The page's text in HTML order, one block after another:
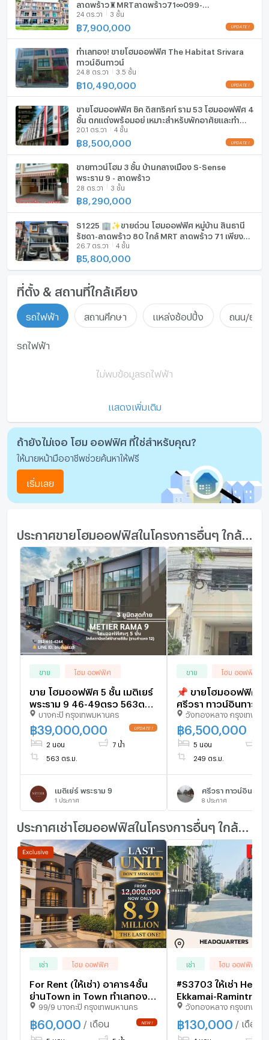
เครื่องซักผ้า
ไมโครเวฟ
ลาดพร้าว♜MRTลาดพร้าว71∞099-
5919653,065-9423251▚Line@sureresidence
24 ตร.วา 3 ชั้น
฿7,900,000
ทำเลทอง! ขายโฮมออฟฟิศ The Habitat Srivara
ทาวน์อินทาวน์
24.8 ตร.วา 3.5 ชั้น
฿10,490,000
ขายโฮมออฟฟิศ ชิค ดิสทริคท์ ราม 53 โฮมออฟฟิศ 4
ชั้น ตกแต่งพร้อมอยู่ เหมาะสำหรับพักอาศัยและทำ
ธุรกิจ
20.1 ตร.วา 4 ชั้น
฿8,500,000
ขายทาวน์โฮม 3 ชั้น บ้านกลางเมือง S-Sense
พระราม 9 - ลาดพร้าว
28 ตร.วา 3 ชั้น
฿8,290,000
S1225 🏢✨ขายด่วน โฮมออฟฟิศ หมู่บ้าน สินธานี
รัชดา-ลาดพร้าว 80 ใกล้ MRT ลาดพร้าว 71 เพียง
5.8M เท่านั้น
26.7 ตร.วา 4 ชั้น
฿5,800,000
ที่ตั้ง & สถานที่ใกล้เคียง
รถไฟฟ้า สถานศึกษา แหล่งช้อปปิ้ง ถนน/ย่าน
รถไฟฟ้า
ไม่พบข้อมูลรถไฟฟ้า
แสดงเพิ่มเติม
ถ้ายังไม่เจอ โฮม ออฟฟิศ ที่ใช่สำหรับคุณ?
ให้นายหน้ามืออาชีพช่วยค้นหาให้ฟรี
เริ่มเลย
ขาย โฮม ออฟฟิศ
ขาย โฮมออฟฟิศ 5 ชั้น เมติเยร์
พระราม 9 46-49ตรว 563ตรม
6ที่จอดรถ พร้อมลิฟท์ส่วนตัว
ติดเดอะมอลล์ รามคำแหง ใกล้
สถานีรถไฟฟ้า รามคำแหง12
บางกะปิ กรุงเทพมหานคร
฿39,000,000
2 นอน 7 น้ำ
563 ตร.ม.
เมติเย่ร์ พระราม 9
1 ประกาศ
ขาย โฮม ออฟฟิศ
📌 ขายโฮมออฟฟิศ โ
ศรีวรา ทาวน์อินทาวน์
ห้องนอน 3 ห้องน้ำ
วังทองหลาง กรุงเทพมห
฿6,500,000
5 นอน
249 ตร.ม.
ศรีวรา ทาวน์อินทาวน์
8 ประกาศ
เช่า โฮม ออฟฟิศ
For Rent (ให้เช่า) อาคาร4ชั้น
ย่านTown in Town ทำเลทอง
ซื้อพักอาศัย หรือ เปิดกิจการ ใน
พื้นที่นี้ พร้อมเฟอร์นิเจอร์ +แอร์
ติดตั้งทุกห้อง พร้อมอยู่
99/9 บางกะปิ กรุงเทพมหานคร
฿60,000 / เดือน
เช่า โฮม ออฟฟิศ
#S3703 ให้เช่า
Ekkamai-Ramintra
วังทองหลาง กรุงเทพมห
฿130,000 / เดือน